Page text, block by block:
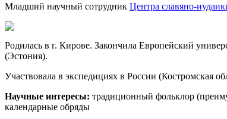
Младший научный сотрудник Центра славяно-
Родилась в г. Кирове. Закончила Европейский
(Эстония).
Участвовала в экспедициях в России (Костромская
Научные интересы: традиционный фольклор
календарные обряды